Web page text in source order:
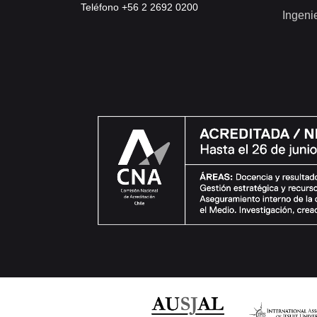
Teléfono +56 2 2692 0200